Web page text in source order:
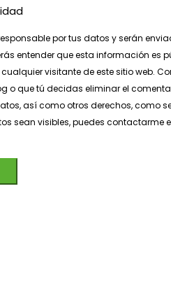
por tus datos y serán
entender que esta información es
visitante de este sitio web.
o que tú decidas eliminar el
así como otros derechos, como
sean visibles, puedes contactarme